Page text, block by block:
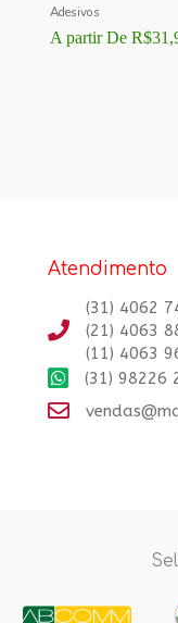
Adesivos
A partir De R$
Atendimento
(31) 4062
(21) 4063
(11) 4063
(31) 98226